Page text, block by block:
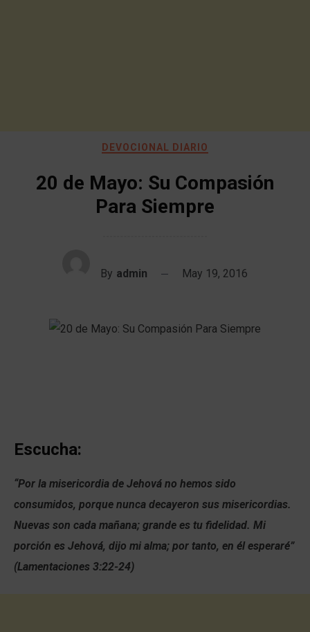
DEVOCIONAL DIARIO
20 de Mayo: Su Compasión
Para Siempre
By admin May 19, 2016
Escucha:
“Por la misericordia de Jehová no hemos sido
consumidos, porque nunca decayeron sus misericordias.
Nuevas son cada mañana; grande es tu fidelidad. Mi
porción es Jehová, dijo mi alma; por tanto, en él esperaré”
(Lamentaciones 3:22-24)